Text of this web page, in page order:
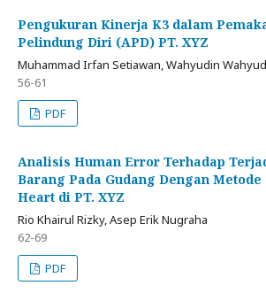
Pengukuran Kinerja K3 dalam
Pelindung Diri (APD) PT. XYZ
Muhammad Irfan Setiawan, Wahyudin
56-61
PDF
Analisis Human Error Terhadap
Barang Pada Gudang Dengan Metode
Heart di PT. XYZ
Rio Khairul Rizky, Asep Erik Nugraha
62-69
PDF